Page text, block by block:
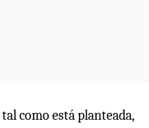
como está planteada,